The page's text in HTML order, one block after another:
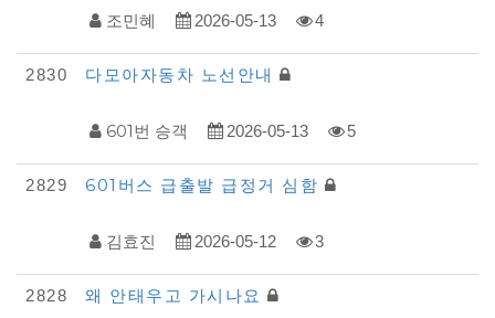
록
조민혜 2026-05-13 4
2830 다모아자동차 노선안내
601번 승객 2026-05-13 5
2829 601버스 급출발 급정거 심함
김효진 2026-05-12 3
2828 왜 안태우고 가시나요